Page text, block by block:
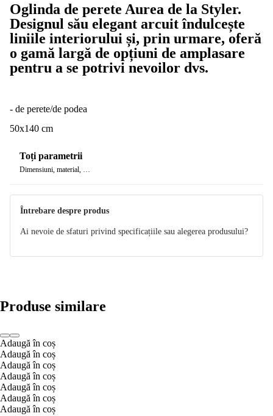
Oglinda de perete Aurea de la Styler.
Designul său elegant arcuit îndulcește
liniile interiorului și, prin urmare, oferă
o gamă largă de opțiuni de amplasare
pentru a se potrivi nevoilor dvs.
- de perete/de podea
50x140 cm
Toți parametrii
Dimensiuni, material, …
Întrebare despre produs
Ai nevoie de sfaturi privind specificațiile sau alegerea produsului?
Produse similare
Adaugă în coș
Adaugă în coș
Adaugă în coș
Adaugă în coș
Adaugă în coș
Adaugă în coș
Adaugă în coș